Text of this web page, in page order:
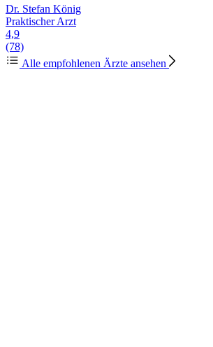
Dr. Stefan König
Praktischer Arzt
4,9
(78)
Alle empfohlenen Ärzte ansehen